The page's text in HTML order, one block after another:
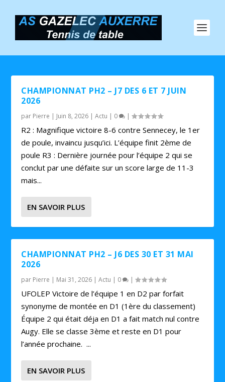
CHAMPIONNAT PH2 – J7 DES 6 ET 7 JUIN
2026
par Pierre | Juin 8, 2026 |Actu | 0 |
R2 : Magnifique victoire 8-6 contre Sennecey, le 1er
de poule, invaincu jusqu’ici. L’équipe finit 2ème de
poule R3 : Dernière journée pour l’équipe 2 qui se
conclut par une défaite sur un score large de 11-3
mais...
EN SAVOIR PLUS
CHAMPIONNAT PH2 – J6 DES 30 ET 31 MAI
2026
par Pierre | Mai 31, 2026 |Actu | 0 |
UFOLEP Victoire de l’équipe 1 en D2 par forfait
synonyme de montée en D1 (1ère du classement)
Équipe 2 qui était déja en D1 a fait match nul contre
Augy. Elle se classe 3ème et reste en D1 pour
l’année prochaine. ...
EN SAVOIR PLUS